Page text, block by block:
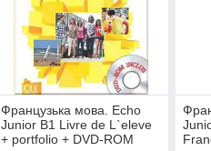
Французька мова. Echo
Junior B1 Livre de L`eleve
+ portfolio + DVD-ROM